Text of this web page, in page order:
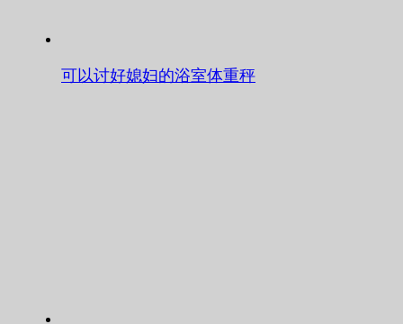
可以讨好媳妇的浴室体重秤